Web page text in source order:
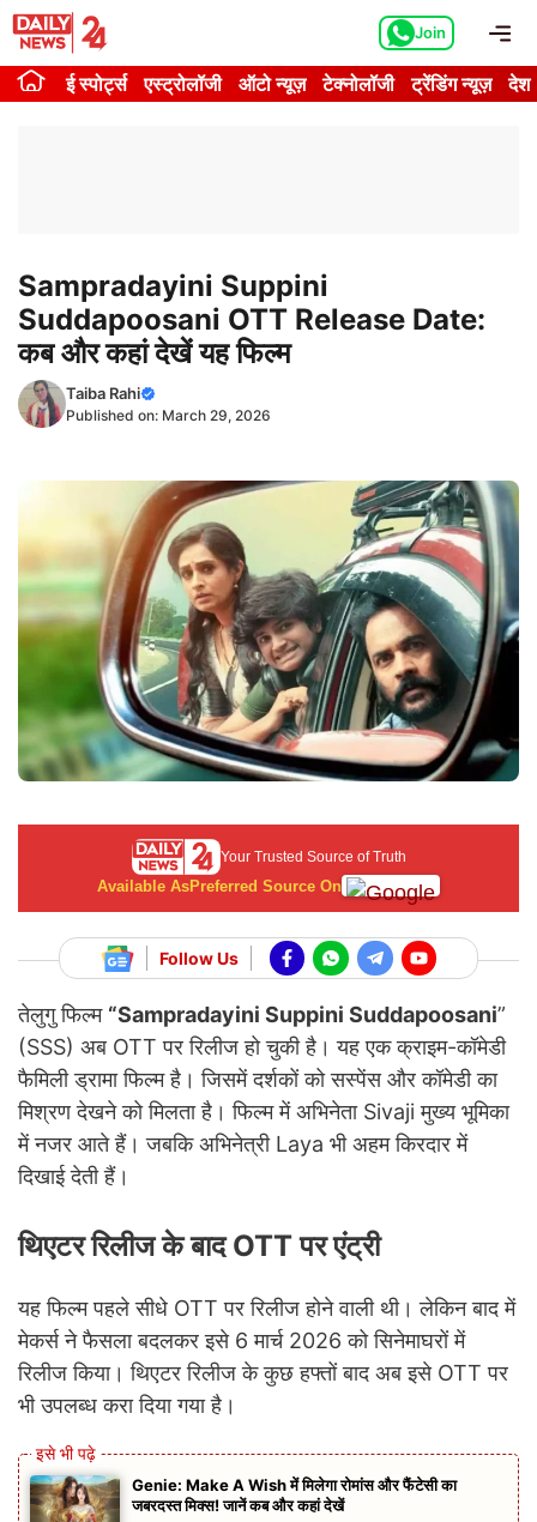
Skip
content
Join
ई स्पोर्ट्स एस्ट्रोलॉजी ऑटो न्यूज़ टेक्नोलॉजी ट्रेंडिंग न्यूज़ देश
Sampradayini Suppini
Suddapoosani OTT Release Date:
कब और कहां देखें यह फिल्म
Taiba Rahi
Published on: March 29, 2026
Your Trusted Source of Truth
Available AsPreferred Source On
Follow Us
तेलुगु फिल्म “Sampradayini Suppini Suddapoosani”
(SSS) अब OTT पर रिलीज हो चुकी है। यह एक क्राइम-कॉमेडी
फैमिली ड्रामा फिल्म है। जिसमें दर्शकों को सस्पेंस और कॉमेडी का
मिश्रण देखने को मिलता है। फिल्म में अभिनेता Sivaji मुख्य भूमिका
में नजर आते हैं। जबकि अभिनेत्री Laya भी अहम किरदार में
दिखाई देती हैं।
थिएटर रिलीज के बाद OTT पर एंट्री
यह फिल्म पहले सीधे OTT पर रिलीज होने वाली थी। लेकिन बाद में
मेकर्स ने फैसला बदलकर इसे 6 मार्च 2026 को सिनेमाघरों में
रिलीज किया। थिएटर रिलीज के कुछ हफ्तों बाद अब इसे OTT पर
भी उपलब्ध करा दिया गया है।
Genie: Make A Wish में मिलेगा रोमांस और फैंटेसी का
जबरदस्त मिक्स! जानें कब और कहां देखें